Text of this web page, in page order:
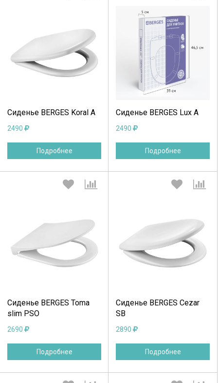
Сиденье BERGES Koral A
2490
Подробнее
Выберите количество:
Сиденье BERGES Lux A
2490
Подробнее
Выберите количество:
Продолжить
Сиденье BERGES Toma
slim PSO
2690
Подробнее
Выберите количество:
Сиденье BERGES Cezar
SB
2890
Подробнее
Выберите количество: